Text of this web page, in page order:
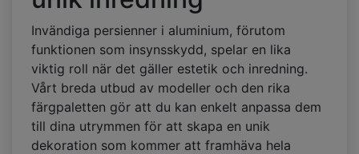
Invändiga persienner i aluminium, förutom
funktionen som insynsskydd, spelar en lika
viktig roll när det gäller estetik och inredning.
Vårt breda utbud av modeller och den rika
färgpaletten gör att du kan enkelt anpassa dem
till dina utrymmen för att skapa en unik
dekoration som kommer att framhäva hela